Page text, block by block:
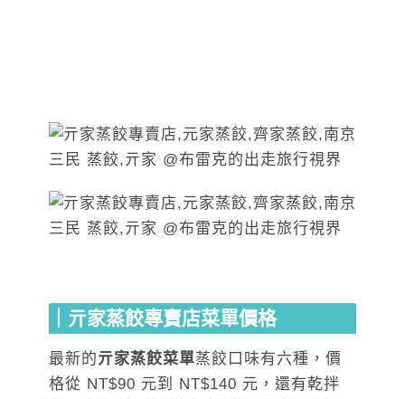
｜亓家蒸餃專賣店菜單價格
最新的亓家蒸餃菜單蒸餃口味有六種，價
格從 NT$90 元到 NT$140 元，還有乾拌